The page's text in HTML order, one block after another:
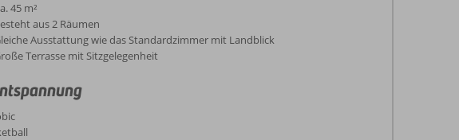
45 m²
aus 2 Räumen
Ausstattung wie das Standardzimmer mit Landblick
Terrasse mit Sitzgelegenheit